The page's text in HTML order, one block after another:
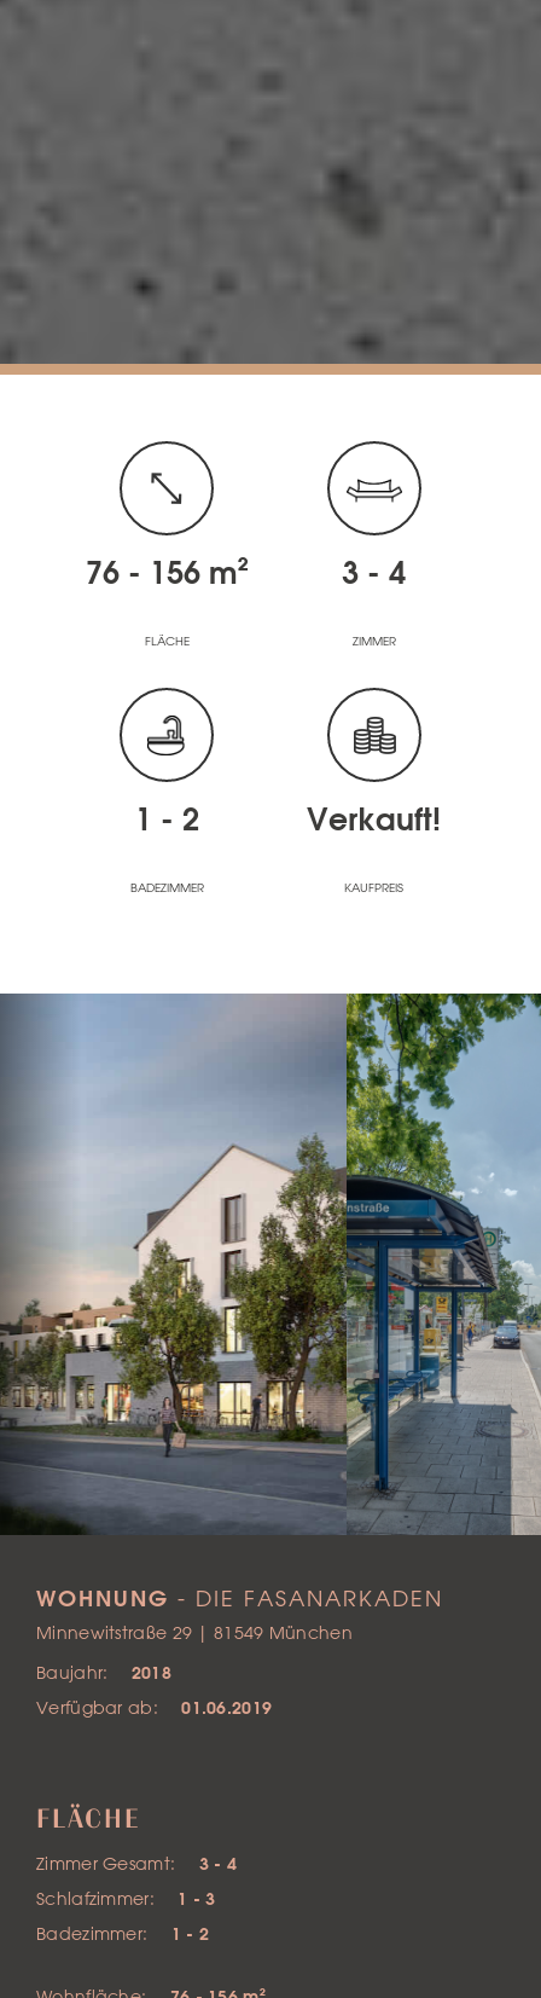
76 - 156 m²
FLÄCHE
3 - 4
ZIMMER
1 - 2
BADEZIMMER
Verkauft!
KAUFPREIS
WOHNUNG - DIE FASANARKADEN
Minnewitstraße 29 | 81549 München
Baujahr:
2018
Verfügbar ab:
01.06.2019
FLÄCHE
Zimmer Gesamt:
3 - 4
Schlafzimmer:
1 - 3
Badezimmer:
1 - 2